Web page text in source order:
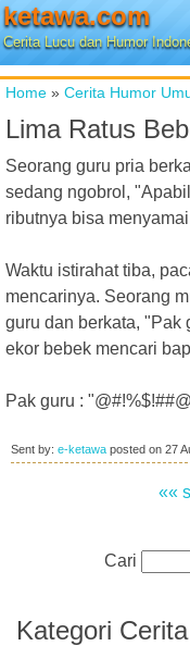
ketawa.com
Cerita Lucu dan Humor
Home » Cerita Humor
Lima Ratus
Seorang guru pria
sedang ngobrol,
ributnya bisa
Waktu istirahat tiba,
mencarinya. Seorang
guru dan berkata, "Pak
ekor bebek mencari
Pak guru :
Sent by: e-ketawa posted on 27
««
Cari
Kategori